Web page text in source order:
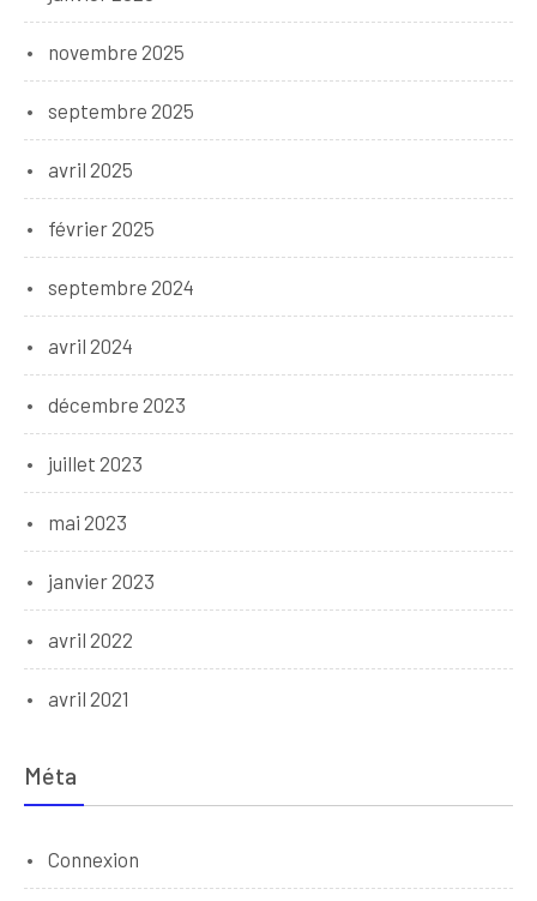
novembre 2025
septembre 2025
avril 2025
février 2025
septembre 2024
avril 2024
décembre 2023
juillet 2023
mai 2023
janvier 2023
avril 2022
avril 2021
Méta
Connexion